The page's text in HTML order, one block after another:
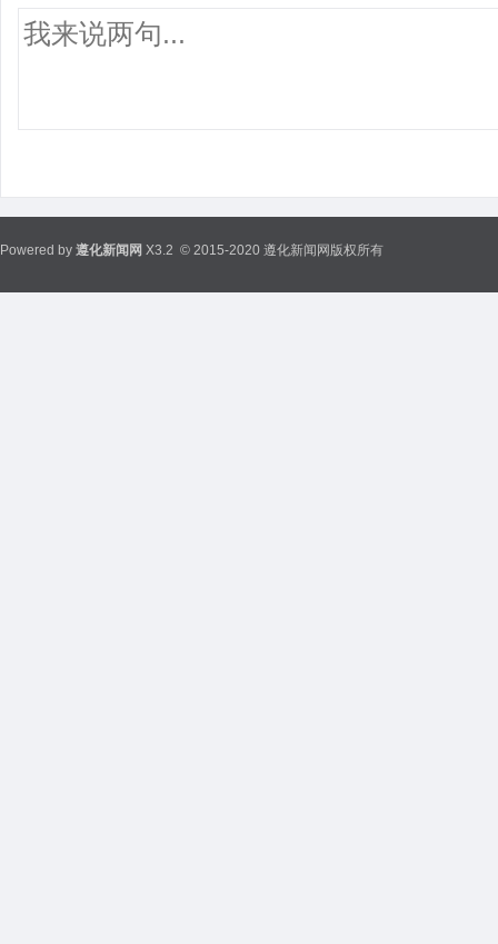
Powered by 遵化新闻网 X3.2 © 2015-2020 遵化新闻网版权所有